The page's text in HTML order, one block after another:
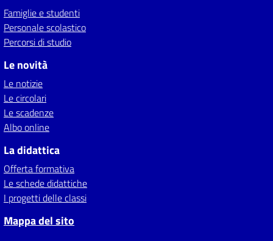
Famiglie e studenti
Personale scolastico
Percorsi di studio
Le novità
Le notizie
Le circolari
Le scadenze
Albo online
La didattica
Offerta formativa
Le schede didattiche
I progetti delle classi
Mappa del sito